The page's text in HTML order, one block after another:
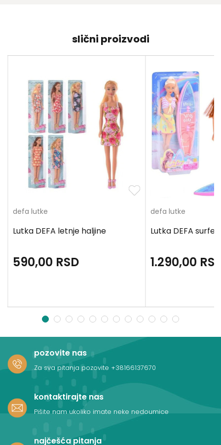
slični proizvodi
defa lutke
Lutka DEFA letnje haljine
590,00 RSD
defa lutke
Lutka DEFA
1.290,00
1 2 3 4 5 6 7 8 9 10 11 12
pozovite nas
Za sva pitanja pozovite +38166137670
kontaktirajte nas
Pišite nam ukoliko imate neke nedoumice
najčešća pitanja